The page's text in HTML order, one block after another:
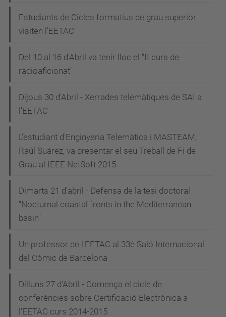
Estudiants de Cicles formatius de grau superior
visiten l'EETAC
Del 10 al 16 d'Abril va tenir lloc el "II curs de
radioaficionat"
Dijous 30 d'Abril - Xerrades telemàtiques de SAI a
l'EETAC
L'estudiant d'Enginyeria Telemàtica i MASTEAM,
Raúl Suárez, va presentar el seu Treball de Fi de
Grau al IEEE NetSoft 2015
Dimarts 21 d'abril - Defensa de la tesi doctoral
"Nocturnal coastal fronts in the Mediterranean
basin"
Un professor de l'EETAC al 33è Saló Internacional
del Còmic de Barcelona
Dilluns 27 d'Abril - Comença el cicle de
conferències sobre Certificació Electrònica a
l'EETAC curs 2014-2015